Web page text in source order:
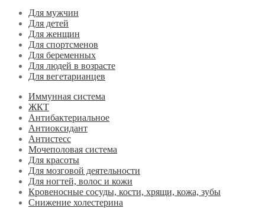
Для мужчин
Для детей
Для женщин
Для спортсменов
Для беременных
Для людей в возрасте
Для вегетарианцев
Иммунная система
ЖКТ
Антибактериальное
Антиоксидант
Антистесс
Мочеполовая система
Для красоты
Для мозговой деятельности
Для ногтей, волос и кожи
Кровеносные сосуды, кости, хрящи, кожа, зубы
Снижение холестерина